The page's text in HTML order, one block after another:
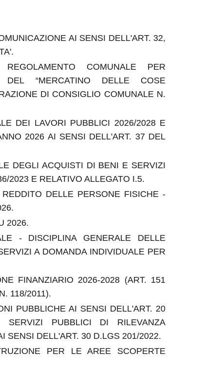
AI SENSI DELL'ART. 32,
COMUNALE PER
DEL “MERCATINO DELLE COSE
DI CONSIGLIO COMUNALE N.
DEI LAVORI PUBBLICI 2026/2028 E
2026 AI SENSI DELL'ART. 37 DEL
DEGLI ACQUISTI DI BENI E SERVIZI
2023 E RELATIVO ALLEGATO I.5.
DELLE PERSONE FISICHE -
2026.
- DISCIPLINA GENERALE DELLE
A DOMANDA INDIVIDUALE PER
FINANZIARIO 2026-2028 (ART. 151
118/2011).
PUBBLICHE AI SENSI DELL'ART. 20
PUBBLICI DI RILEVANZA
SENSI DELL'ART. 30 D.LGS 201/2022.
PER LE AREE SCOPERTE